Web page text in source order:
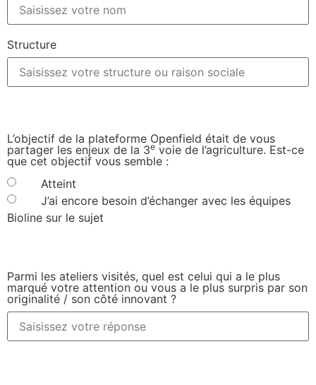
Structure
L’objectif de la plateforme Openfield était de vous
partager les enjeux de la 3e voie de l’agriculture. Est-ce
que cet objectif vous semble :
Atteint
J’ai encore besoin d’échanger avec les équipes
Bioline sur le sujet
Parmi les ateliers visités, quel est celui qui a le plus
marqué votre attention ou vous a le plus surpris par son
originalité / son côté innovant ?